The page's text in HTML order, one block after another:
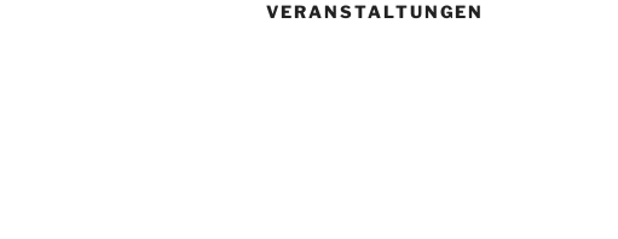
VERANSTALTUNGEN